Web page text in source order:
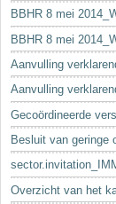
BBHR 8 mei
BBHR 8 mei
Aanvulling
Aanvulling
Gecoördineerde
Besluit van geringe
Overzicht van het